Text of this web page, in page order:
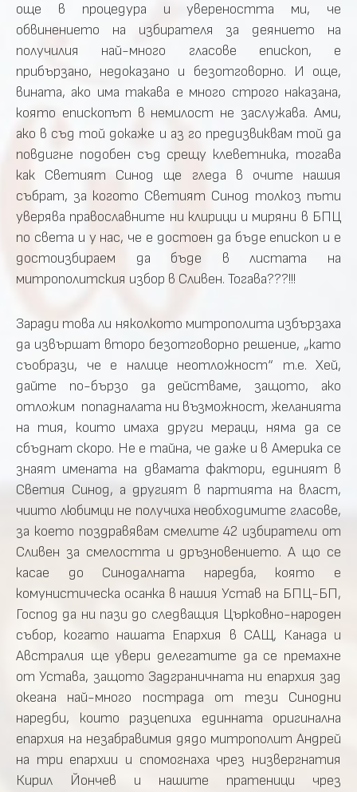
още в процедура и увереността ми, че
обвинението на избирателя за деянието на
получилия най-много гласове епископ, е
прибързано, недоказано и безотговорно. И още,
вината, ако има такава е много строго наказана,
която епископът в немилост не заслужава. Ами,
ако в съд той докаже и аз го предизвиквам той да
повдигне подобен съд срещу клеветника, тогава
как Светият Синод ще гледа в очите нашия
събрат, за когото Светият Синод толкоз пъти
уверява православните ни клирици и миряни в БПЦ
по света и у нас, че е достоен да бъде епископ и е
достоизбираем да бъде в листата на
митрополитския избор в Сливен. Тогава???!!!
Заради това ли няколкото митрополита избързаха
да извършат второ безотговорно решение, „като
съобрази, че е налице неотложност“ т.е. Хей,
дайте по-бързо да действаме, защото, ако
отложим попадналата ни възможност, желанията
на тия, които имаха други мераци, няма да се
сбъднат скоро. Не е тайна, че даже и в Америка се
знаят имената на двамата фактори, единият в
Светия Синод, а другият в партията на власт,
чиито любимци не получиха необходимите гласове,
за което поздравявам смелите 42 избиратели от
Сливен за смелостта и дръзновението. А що се
касае до Синодалната наредба, която е
комунистическа осанка в нашия Устав на БПЦ-БП,
Господ да ни пази до следващия Църковно-народен
събор, когато нашата Епархия в САЩ, Канада и
Австралия ще увери делегатите да се премахне
от Устава, защото Задграничната ни епархия зад
океана най-много пострада от тези Синодни
наредби, които разцепиха единната оригинална
епархия на незабравимия дядо митрополит Андрей
на три епархии и спомогнаха чрез низвергнатия
Кирил Йончев и нашите пратеници чрез